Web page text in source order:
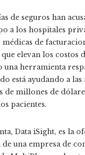
de seguros han
a los hospitales
médicas de
elevan los costos
una herramienta
está ayudando a las
de millones de
pacientes.
Data iSight, es la
de una empresa de